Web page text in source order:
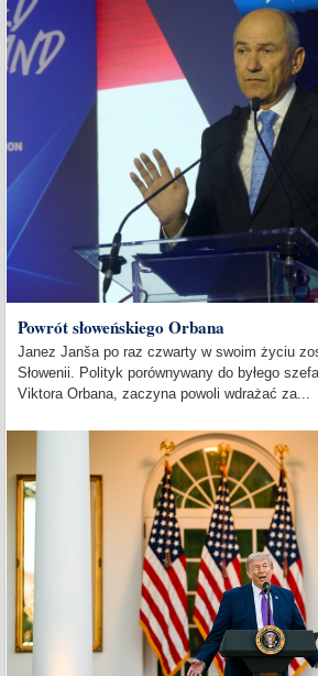
Powrót słoweńskiego Orbana
Janez Janša po raz czwarty w swoim życiu
Słowenii. Polityk porównywany do byłego
Viktora Orbana, zaczyna powoli wdrażać za...